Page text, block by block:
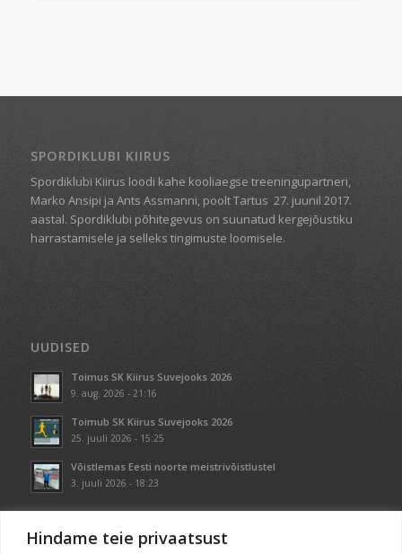
Hindame teie privaatsust
SPORDIKLUBI KIIRUS
Spordiklubi Kiirus loodi kahe kooliaegse treeningupartneri,
Marko Ansipi ja Ants Assmanni, poolt Tartus 27. juunil 2017.
aastal. Spordiklubi põhitegevus on suunatud kergejõustiku
harrastamisele ja selleks tingimuste loomisele.
UUDISED
Toimus SK Kiirus Suvejooks 2026
9. aug. 2026 - 21:16
Toimub SK Kiirus Suvejooks 2026
25. juuli 2026 - 15:25
Võistlemas Eesti noorte meistrivõistlustel
3. juuli 2026 - 18:23